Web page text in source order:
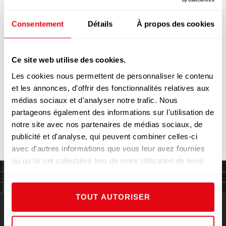
Consentement Détails À propos des cookies
Ce site web utilise des cookies.
Les cookies nous permettent de personnaliser le contenu
et les annonces, d'offrir des fonctionnalités relatives aux
médias sociaux et d'analyser notre trafic. Nous
partageons également des informations sur l'utilisation de
notre site avec nos partenaires de médias sociaux, de
publicité et d'analyse, qui peuvent combiner celles-ci
avec d'autres informations que vous leur avez fournies
ou qu'ils ont collectées lors de votre utilisation de leurs
TOUT AUTORISER
FOIE GRAS, BRIOCHE RÔTIE, POIRE